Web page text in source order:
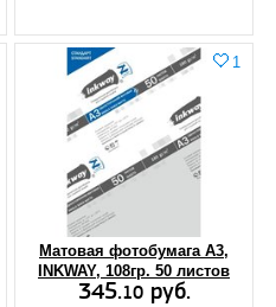
Матовая фотобумага A3,
INKWAY, 108гр. 50 листов
1
345.10руб.